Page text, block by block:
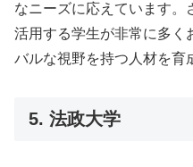
なニーズに応えています。
活用する学生が非常に多く
バルな視野を持つ人材を育
5. 法政大学